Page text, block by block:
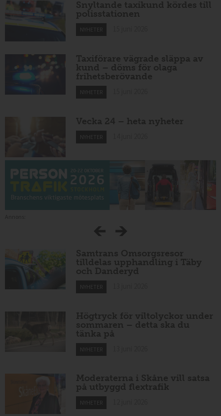
Snyltande taxikund kördes till
polisstationen
NYHETER
Taxiförare vägrade släppa av
kund – döms för olaga
frihetsberövande
NYHETER
Vecka 24 – heta nyheter
NYHETER
Samtrans Omsorgsresor
tilldelas upphandling i Täby
och Danderyd
NYHETER
Högtryck för viltolyckor under
sommaren – detta ska du
tänka på
NYHETER
Moderaterna i Skåne vill satsa
på utbyggd flextrafik
NYHETER